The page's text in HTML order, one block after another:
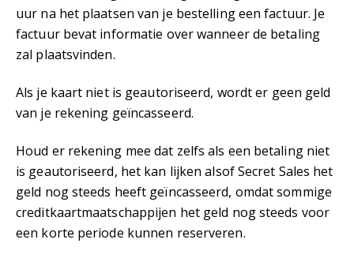
uur na het plaatsen van je bestelling een factuur. Je
factuur bevat informatie over wanneer de betaling
zal plaatsvinden.
Als je kaart niet is geautoriseerd, wordt er geen geld
van je rekening geïncasseerd.
Houd er rekening mee dat zelfs als een betaling niet
is geautoriseerd, het kan lijken alsof Secret Sales het
geld nog steeds heeft geïncasseerd, omdat sommige
creditkaartmaatschappijen het geld nog steeds voor
een korte periode kunnen reserveren.